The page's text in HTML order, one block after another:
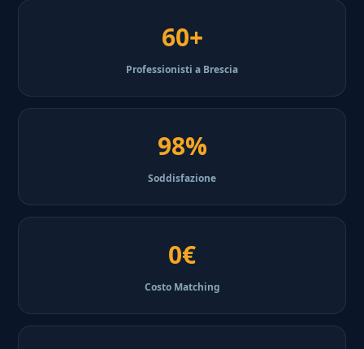
60+
Professionisti a Brescia
98%
Soddisfazione
0€
Costo Matching